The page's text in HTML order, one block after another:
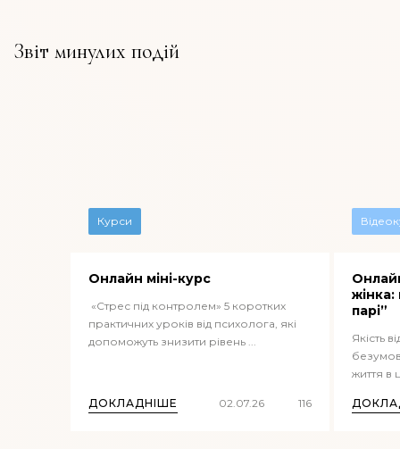
Звіт минулих подій
Курси
Онлайн міні-курс
«Стрес під контролем» 5 коротких
практичних уроків від психолога, які
допоможуть знизити рівень ...
ДОКЛАДНІШЕ 02.07.26 116
жінка:
парі”
Якість
життя в